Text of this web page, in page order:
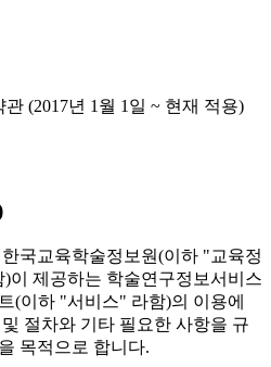
(2017년 1월 1일 ~ 현재 적용)
국교육학술정보원(이하 "교육정
)이 제공하는 학술연구정보서비스
(이하 "서비스" 라함)의 이용에
절차와 기타 필요한 사항을 규
목적으로 합니다.